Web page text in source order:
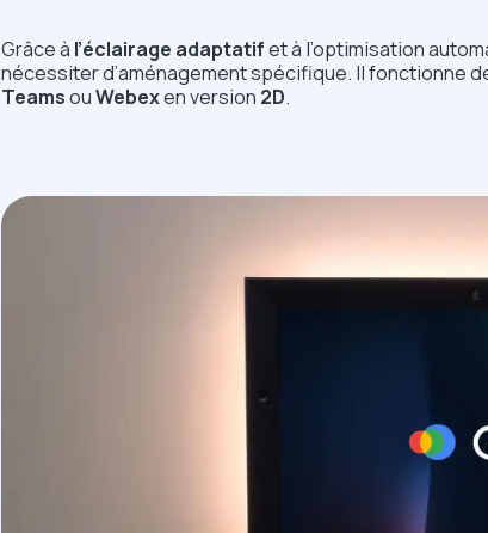
Grâce à l’éclairage adaptatifet à l’optimisation
nécessiter d’aménagement spécifique. Il fonctionne
TeamsouWebexen version 2D.